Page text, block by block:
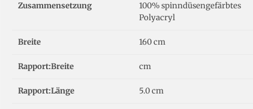
Zusammensetzung
100% spinndüsengefärbtes
Polyacryl
Breite 160 cm
Rapport:Breite cm
Rapport:Länge 5.0 cm